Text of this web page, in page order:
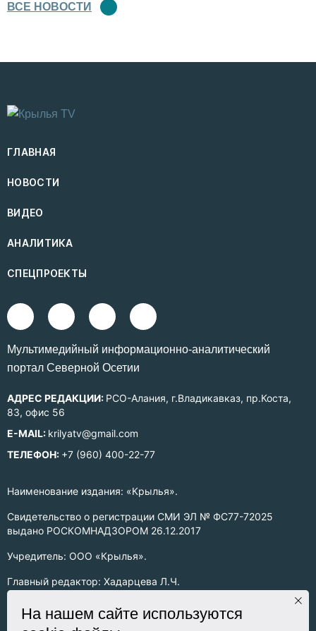
ВСЕ НОВОСТИ
Наименование издания: «Крылья».
Свидетельство о регистрации СМИ ЭЛ № ФС77-72025
выдано РОСКОМНАДЗОРОМ 26.12.2017
Учредитель: ООО «Крылья».
Главный редактор: Хадарцева Л.Ч.
Информация на сайте предназначена для лиц старше 16 лет.
ГЛАВНАЯ
НОВОСТИ
ВИДЕО
АНАЛИТИКА
СПЕЦПРОЕКТЫ
Mультимедийный информационно-аналитический
портал Северной Осетии
АДРЕС РЕДАКЦИИ: РСО-Алания, г.Владикавказ, пр.Коста,
83, офис 56
E-MAIL: krilyatv@gmail.com
ТЕЛЕФОН: +7 (960) 400-22-77
На нашем сайте используются